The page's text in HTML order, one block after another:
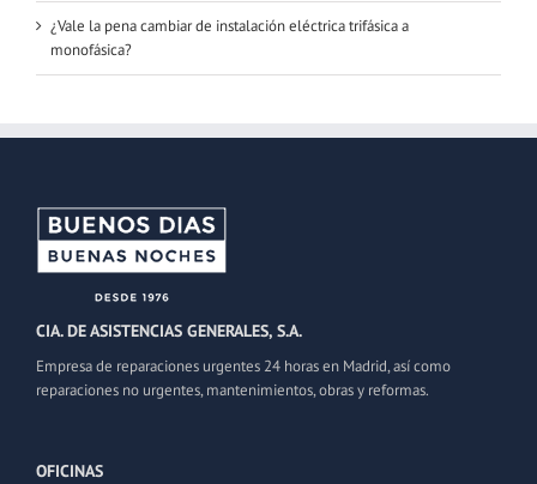
¿Vale la pena cambiar de instalación eléctrica trifásica a
monofásica?
CIA. DE ASISTENCIAS GENERALES, S.A.
Empresa de reparaciones urgentes 24 horas en Madrid, así como
reparaciones no urgentes, mantenimientos, obras y reformas.
OFICINAS